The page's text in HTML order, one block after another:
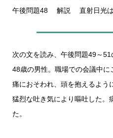
午後問題48 解説 直射日光は
次の文を読み、午後問題49～51
48歳の男性。職場での会議中
痛におそわれ、頭を抱えるよう
猛烈な吐き気により嘔吐した。
た。